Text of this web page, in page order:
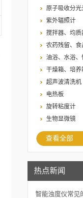
原子吸收分光
紫外辐照计
搅拌器、均质
农药残留、
油浴、水浴、
干燥箱、培
超声波清洗机
电热板
旋转粘度计
生物显微镜
查看全部
热点新闻
智能浊度仪常见